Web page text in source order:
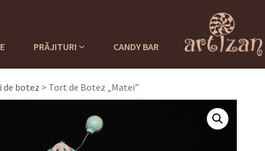
PRĂJITURI CANDY BAR
de botez > Tort de Botez „Matei”